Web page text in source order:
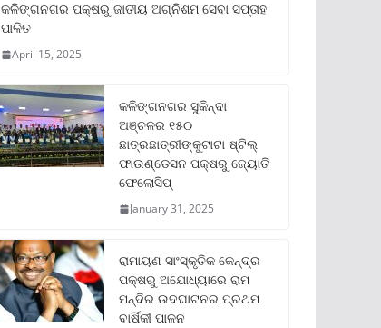
କଳିଙ୍ଗନଗର ପକ୍ଷରୁ ଜାତୀୟ ଅଗ୍ନିଶମ ସେବା ସପ୍ତାହ
ପାଳିତ
April 15, 2025
କଳିଙ୍ଗନଗର ସୁକିନ୍ଦା
ଅଞ୍ଚଳର ୧୫୦
ଛାତ୍ରଛାତ୍ରୀଙ୍କୁଟାଟା ଷ୍ଟିଲ୍
ଫାଉଣ୍ଡେସନ ପକ୍ଷରୁ ଜ୍ୟୋତି
ଫେଲୋସିପ୍‌
January 31, 2025
ରାମାୟଣ ସାଂସ୍କୃତିକ କେନ୍ଦ୍ର
ପକ୍ଷରୁ ଅଯୋଧ୍ୟାରେ ରାମ
ମନ୍ଦିର ଉଦଘାଟନର ପ୍ରଥମ
ବାର୍ଷିକୀ ପାଳନ